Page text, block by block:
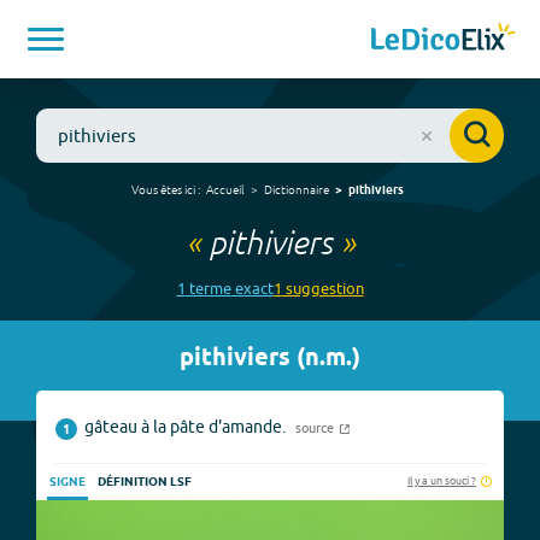
Vous êtes ici : Accueil Dictionnaire pithiviers
« pithiviers»
1 termeexact1 suggestion
pithiviers (n.m.)
1 gâteau à la pâte d'amande. source
SIGNE DÉFINITION LSF Il y a un souci ?